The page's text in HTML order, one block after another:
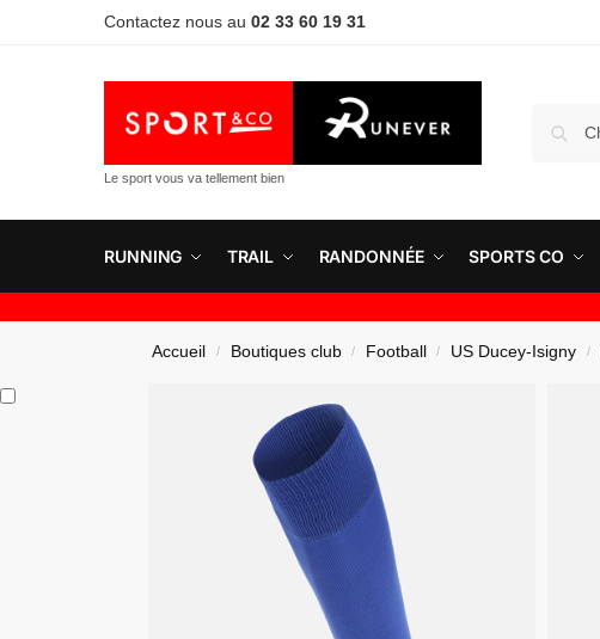
Contactez nous au 02 33 60 19 31
Le sport vous va tellement bien
RUNNING TRAIL RANDONNÉE SPORTS CO
Accueil / Boutiques club / Football / US Ducey-Isigny /